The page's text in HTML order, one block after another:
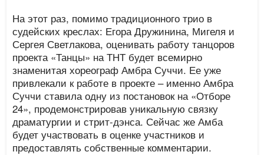
На этот раз, помимо традиционного трио в
судейских креслах: Егора Дружинина, Мигеля и
Сергея Светлакова, оценивать работу танцоров
проекта «Танцы» на ТНТ будет всемирно
знаменитая хореограф Амбра Суччи. Ее уже
привлекали к работе в проекте – именно Амбра
Суччи ставила одну из постановок на «Отборе
24», продемонстрировав уникальную связку
драматургии и стрит-дэнса. Сейчас же Амба
будет участвовать в оценке участников и
предоставлять собственные комментарии.